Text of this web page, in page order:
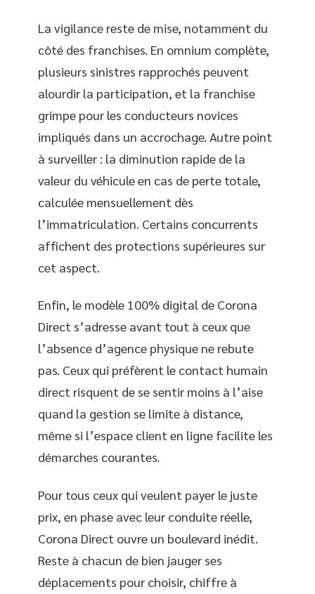
La vigilance reste de mise, notamment du
côté des franchises. En omnium complète,
plusieurs sinistres rapprochés peuvent
alourdir la participation, et la franchise
grimpe pour les conducteurs novices
impliqués dans un accrochage. Autre point
à surveiller : la diminution rapide de la
valeur du véhicule en cas de perte totale,
calculée mensuellement dès
l’immatriculation. Certains concurrents
affichent des protections supérieures sur
cet aspect.
Enfin, le modèle 100% digital de Corona
Direct s’adresse avant tout à ceux que
l’absence d’agence physique ne rebute
pas. Ceux qui préfèrent le contact humain
direct risquent de se sentir moins à l’aise
quand la gestion se limite à distance,
même si l’espace client en ligne facilite les
démarches courantes.
Pour tous ceux qui veulent payer le juste
prix, en phase avec leur conduite réelle,
Corona Direct ouvre un boulevard inédit.
Reste à chacun de bien jauger ses
déplacements pour choisir, chiffre à